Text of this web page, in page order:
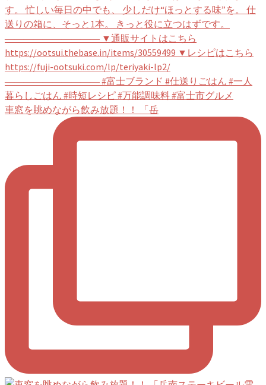
車窓を眺めながら飲み放題！！ 「岳